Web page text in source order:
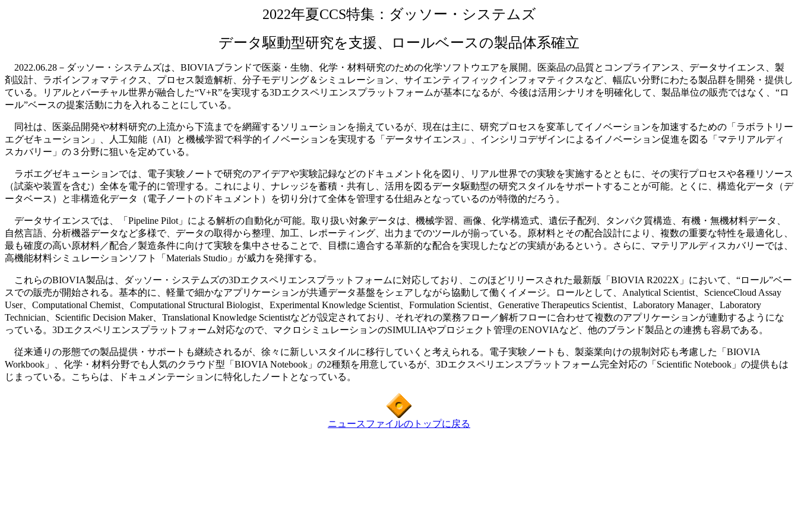
2022年夏CCS特集：ダッソー・システムズ
データ駆動型研究を支援、ロールベースの製品体系確立
2022.06.28－ダッソー・システムズは、BIOVIAブランドで医薬・生物、化学・材料研究のための化学ソフトウエアを展開。医薬品の品質とコンプライアンス、データサイエンス、製
剤設計、ラボインフォマティクス、プロセス製造解析、分子モデリング＆シミュレーション、サイエンティフィックインフォマティクスなど、幅広い分野にわたる製品群を開発・提供し
ている。リアルとバーチャル世界が融合した“V+R”を実現する3Dエクスペリエンスプラットフォームが基本になるが、今後は活用シナリオを明確化して、製品単位の販売ではなく、“ロ
ール”ベースの提案活動に力を入れることにしている。
同社は、医薬品開発や材料研究の上流から下流までを網羅するソリューションを揃えているが、現在は主に、研究プロセスを変革してイノベーションを加速するための「ラボラトリー
エグゼキューション」、人工知能（AI）と機械学習で科学的イノベーションを実現する「データサイエンス」、インシリコデザインによるイノベーション促進を図る「マテリアルディ
スカバリー」の３分野に狙いを定めている。
ラボエグゼキューションでは、電子実験ノートで研究のアイデアや実験記録などのドキュメント化を図り、リアル世界での実験を実施するとともに、その実行プロセスや各種リソース
（試薬や装置を含む）全体を電子的に管理する。これにより、ナレッジを蓄積・共有し、活用を図るデータ駆動型の研究スタイルをサポートすることが可能。とくに、構造化データ（デ
ータベース）と非構造化データ（電子ノートのドキュメント）を切り分けて全体を管理する仕組みとなっているのが特徴的だろう。
データサイエンスでは、「Pipeline Pilot」による解析の自動化が可能。取り扱い対象データは、機械学習、画像、化学構造式、遺伝子配列、タンパク質構造、有機・無機材料データ、
自然言語、分析機器データなど多様で、データの取得から整理、加工、レポーティング、出力までのツールが揃っている。原材料とその配合設計により、複数の重要な特性を最適化し、
最も確度の高い原材料／配合／製造条件に向けて実験を集中させることで、目標に適合する革新的な配合を実現したなどの実績があるという。さらに、マテリアルディスカバリーでは、
高機能材料シミュレーションソフト「Materials Studio」が威力を発揮する。
これらのBIOVIA製品は、ダッソー・システムズの3Dエクスペリエンスプラットフォームに対応しており、このほどリリースされた最新版「BIOVIA R2022X」において、“ロール”ベー
スでの販売が開始される。基本的に、軽量で細かなアプリケーションが共通データ基盤をシェアしながら協動して働くイメージ。ロールとして、Analytical Scientist、ScienceCloud Assay
User、Computational Chemist、Computational Structural Biologist、Experimental Knowledge Scientist、Formulation Scientist、Generative Therapeutics Scientist、Laboratory Manager、Laboratory
Technician、Scientific Decision Maker、Translational Knowledge Scientistなどが設定されており、それぞれの業務フロー／解析フローに合わせて複数のアプリケーションが連動するようにな
っている。3Dエクスペリエンスプラットフォーム対応なので、マクロシミュレーションのSIMULIAやプロジェクト管理のENOVIAなど、他のブランド製品との連携も容易である。
従来通りの形態での製品提供・サポートも継続されるが、徐々に新しいスタイルに移行していくと考えられる。電子実験ノートも、製薬業向けの規制対応も考慮した「BIOVIA
Workbook」、化学・材料分野でも人気のクラウド型「BIOVIA Notebook」の2種類を用意しているが、3Dエクスペリエンスプラットフォーム完全対応の「Scientific Notebook」の提供もは
じまっている。こちらは、ドキュメンテーションに特化したノートとなっている。
ニュースファイルのトップに戻る